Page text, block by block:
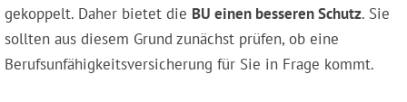
gekoppelt. Daher bietet die BU einen besseren Schutz. Sie
sollten aus diesem Grund zunächst prüfen, ob eine
Berufsunfähigkeitsversicherung für Sie in Frage kommt.